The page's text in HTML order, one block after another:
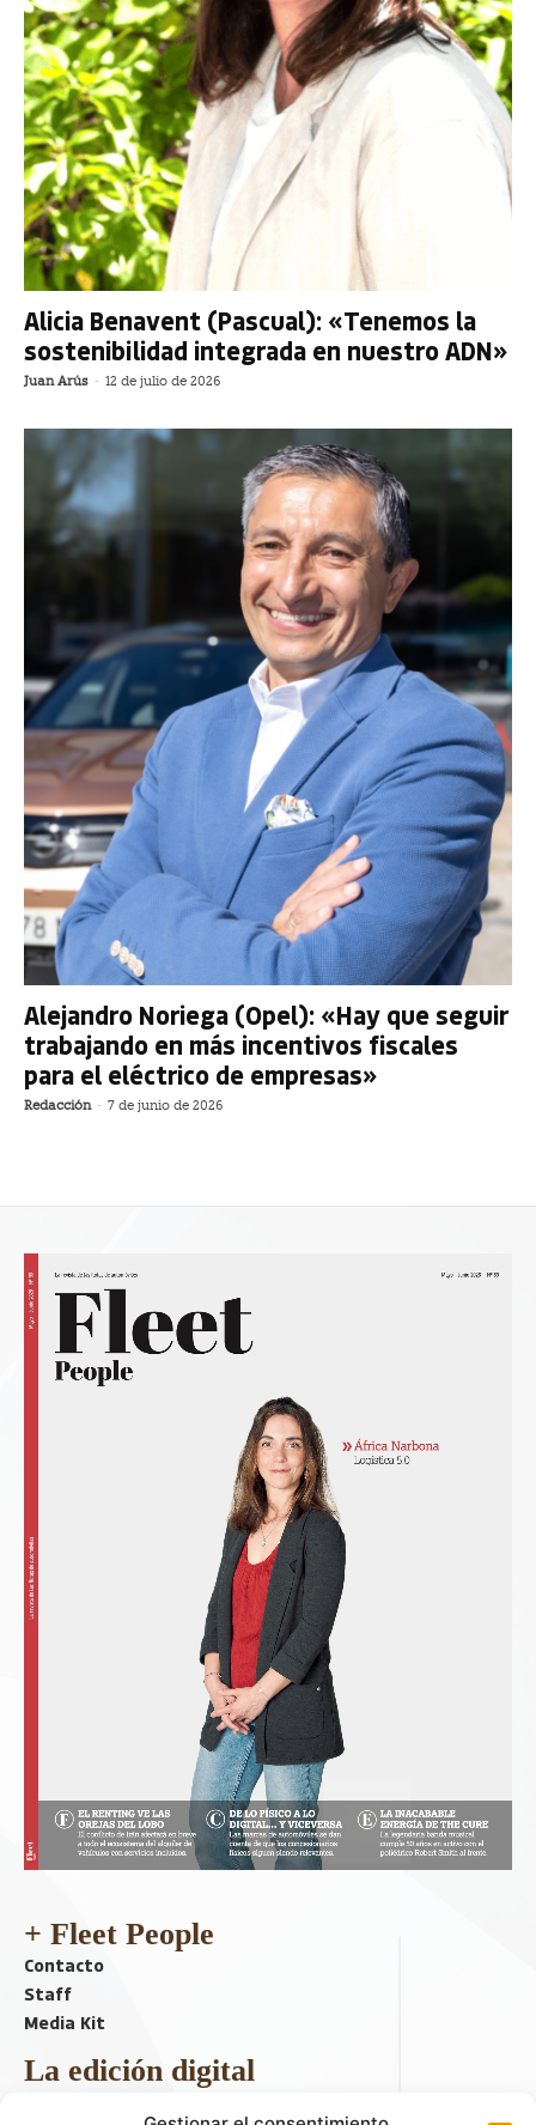
Alicia Benavent (Pascual): «Tenemos la
sostenibilidad integrada en nuestro ADN»
Juan Arús - 12 de julio de 2026
Alejandro Noriega (Opel): «Hay que seguir
trabajando en más incentivos fiscales
para el eléctrico de empresas»
Redacción - 7 de junio de 2026
+ Fleet People
Contacto
Staff
Media Kit
La edición digital
Descargar último ejemplar